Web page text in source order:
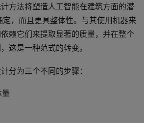
方法将塑造人工智能在建筑方面的潜
，而且更具整体性。与其使用机器来
赖它们来提取显著的质量，并在整个
这是一种范式的转变。
分为三个不同的步骤：